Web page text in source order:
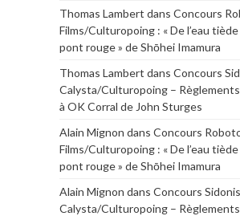
Thomas Lambert dans Concours
Films/Culturopoing : « De l’eau
pont rouge » de Shōhei Imamura
Thomas Lambert dans Concours
Calysta/Culturopoing –
à OK Corral de John Sturges
Alain Mignon dans Concours
Films/Culturopoing : « De l’eau
pont rouge » de Shōhei Imamura
Alain Mignon dans Concours Sidonis
Calysta/Culturopoing –